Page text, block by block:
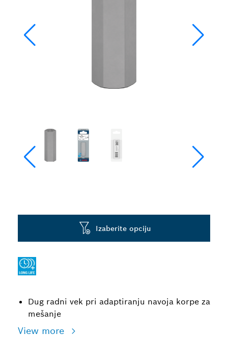
Dug radni vek pri adaptiranju navoja korpe za
mešanje
View more
Izaberite opciju